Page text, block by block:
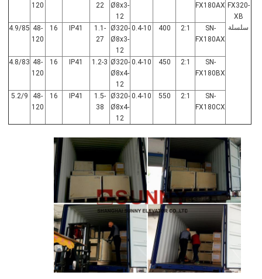
FX320-
XB
سلسلة
FX180AX
Ø8x3-
12
22
120
SN-
FX180AX
2:1
400
0.4-10
Ø320-
Ø8x3-
12
1.1-
27
IP41
16
48-
120
4.9/85
SN-
FX180BX
2:1
450
0.4-10
Ø320-
Ø8x4-
12
1.2-3
IP41
16
48-
120
4.8/83
SN-
FX180CX
2:1
550
0.4-10
Ø320-
Ø8x4-
12
1.5-
38
IP41
16
48-
120
5.2/9